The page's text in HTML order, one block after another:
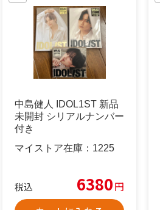
中島健人 IDOL1ST 新品
未開封 シリアルナンバー
付き
マイストア在庫： 1225
税込 6380円